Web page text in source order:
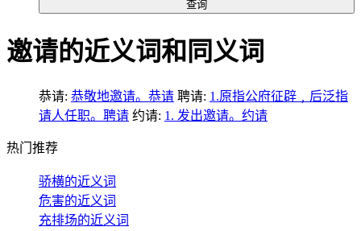
邀请的近义词和同义词
恭请: 恭敬地邀请。恭请 聘请: 1.原指公府征辟﹐后泛指
请人任职。聘请 约请: 1. 发出邀请。约请
热门推荐
骄横的近义词
危害的近义词
充排场的近义词